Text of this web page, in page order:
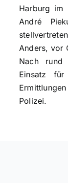
Harburg im
André
Anders, vor
Nach rund
Einsatz
Polizei.